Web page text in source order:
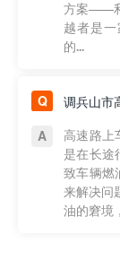
方案——
越者是
的...
调兵山市
高速路上
是在长途
致车辆燃
来解决问
油的窘境